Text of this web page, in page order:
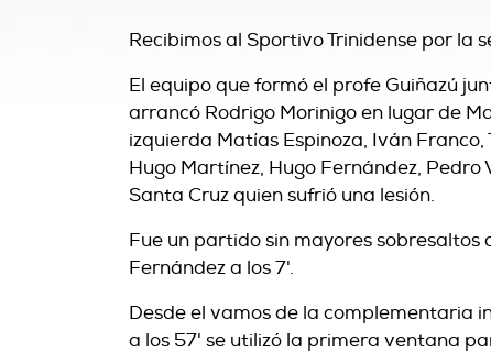
Recibimos al Sportivo Trinidense por la
El equipo que formó el profe Guiñazú
arrancó Rodrigo Morinigo en lugar de
izquierda Matías Espinoza, Iván
Hugo Martínez, Hugo Fernández,
Santa Cruz quien sufrió una lesión.
Fue un partido sin mayores
Fernández a los 7'.
Desde el vamos de la complementaria
a los 57' se utilizó la primera ventana